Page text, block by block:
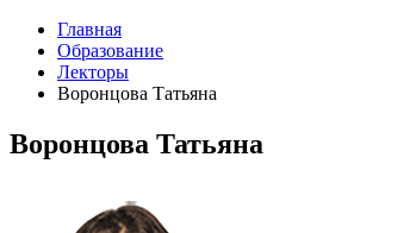
Главная
Образование
Лекторы
Воронцова Татьяна
Воронцова Татьяна